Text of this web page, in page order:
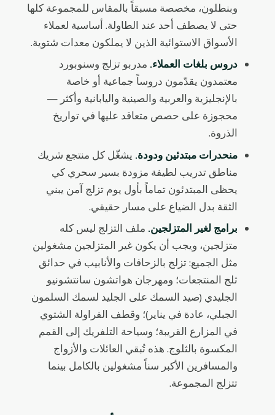
وبنطلون، مخصصة مسبقاً بالمقاس للمجموعة كلها
حتى لا يصطف أحد عند الطاولة. أساسية لعملاء
الأسواق الاستوائية الذين لا يملكون معدات شتوية.
دروس بلغات العملاء. مدربو تزلج وسنوبورد
معتمدون يقدّمون دروساً جماعية أو خاصة
بالإنجليزية والعربية والصينية واليابانية وأكثر —
محجوزة على حصص متعاقد عليها في تواريخ
الذروة.
منحدرات مبتدئين ودودة. يشغّل كل منتجع شريك
مناطق تدريب لطيفة مزودة بسير سحري كي
يحظى المبتدئون تماماً بأول يوم تزلج آمن يبني
الثقة بدل الضياع على مسار حقيقي.
برامج لغير المتزلجين. ملف التزلج ليس كله
متزلجين، ويجب أن يكون غير المتزلجين مشغولين
مثل الجميع: تزلج بالزحافات والأنابيب في حدائق
ثلج المنتجعات؛ ومهرجان هواتشون سانتشونيو
الجليدي (صيد السمك على الجليد لسمك السلمون
الجبلي، عادة في يناير)؛ وقطف الفراولة الشتوي
في المزارع القريبة؛ وسياحة التلفريك إلى القمم
المكسوة بالثلوج. هذه تُبقي العائلات والأزواج
والمسافرين الأكبر سناً مشغولين بالكامل بينما
تتزلج المجموعة.